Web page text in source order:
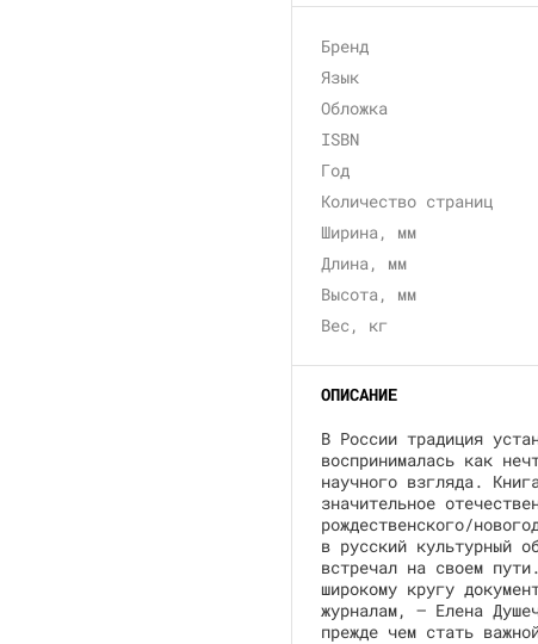
Бренд
Язык
Обложка
ISBN
Год
Количество страниц
Ширина, мм
Длина, мм
Высота, мм
Вес, кг
ОПИСАНИЕ
В России традиция
воспринималась как
научного взгляда.
значительное
рождественского/
в русский культурный
встречал на своем
широкому кругу
журналам, — Елена
прежде чем стать